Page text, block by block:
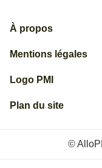
©
À propos
Mentions légales
Logo PMI
Plan du site